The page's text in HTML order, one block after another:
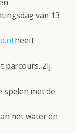
van 13
heeft
parcours. Zij
spelen met de
het water en